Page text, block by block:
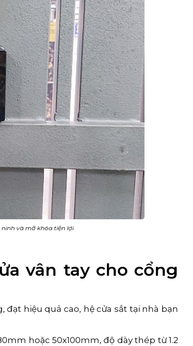
và mở khóa tiện lợi
vân tay cho cổng
hiệu quả cao, hệ cửa sắt tại nhà bạn
hoặc 50x100mm, độ dày thép từ 1.2